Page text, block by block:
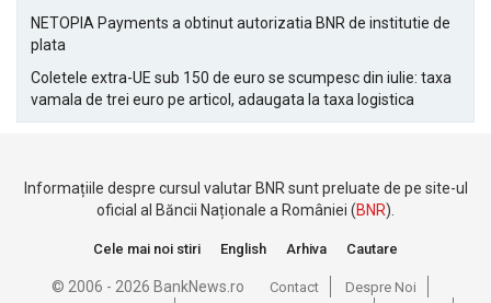
NETOPIA Payments a obtinut autorizatia BNR de institutie de
plata
Coletele extra-UE sub 150 de euro se scumpesc din iulie: taxa
vamala de trei euro pe articol, adaugata la taxa logistica
Informațiile despre cursul valutar BNR sunt preluate de pe site-ul
oficial al Băncii Naționale a României (BNR).
Cele mai noi stiri English Arhiva Cautare
© 2006 - 2026 BankNews.ro Contact
Despre Noi